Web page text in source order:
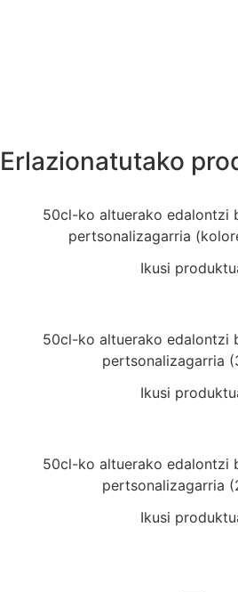
Erlazionatutako
50cl-ko altuerako edalontzi
pertsonalizagarria
Ikusi
50cl-ko altuerako edalontzi
pertsonalizagarria
Ikusi
50cl-ko altuerako edalontzi
pertsonalizagarria
Ikusi